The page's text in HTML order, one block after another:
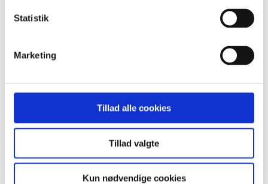
Statistik
Marketing
Tillad alle cookies
Tillad valgte
Kun nødvendige cookies
bedre overblik og indblik, samt at vi kan skabe en bedre forståelse
for forløbet hos vores patienter.